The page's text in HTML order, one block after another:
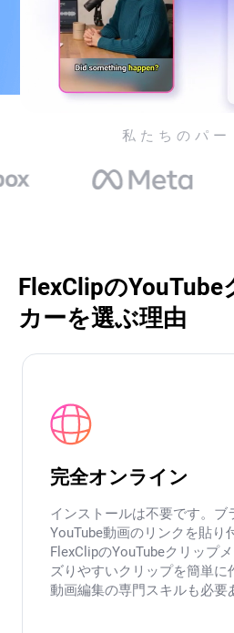
私たちのパー
FlexClipのYouTube
カーを選ぶ理由
完全オンライン
インストールは不要です。ブ
YouTube動画のリンクを貼り
FlexClipのYouTubeクリップ
ズりやすいクリップを簡単に
動画編集の専門スキルも必要